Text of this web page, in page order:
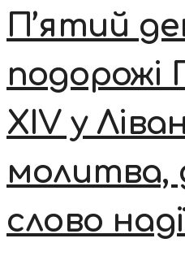
П’ятий
подорожі
XIV у
молитва,
слово